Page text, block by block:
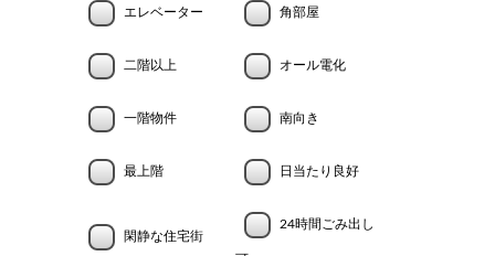
エレベーター 角部屋
二階以上 オール電化
一階物件 南向き
最上階 日当たり良好
閑静な住宅街
24時間ごみ出し